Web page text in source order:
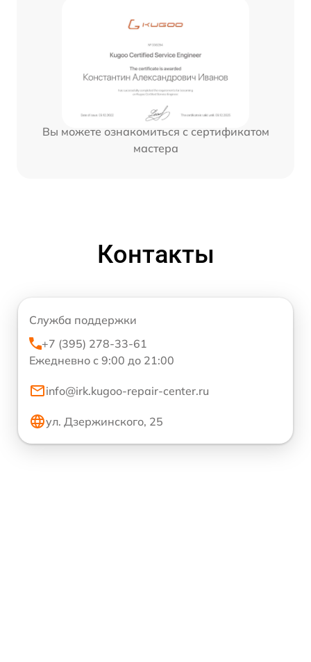
Вы можете ознакомиться с сертификатом
мастера
Контакты
Служба поддержки
+7 (395) 278-33-61
Ежедневно с 9:00 до 21:00
info@irk.kugoo-repair-center.ru
ул. Дзержинского, 25